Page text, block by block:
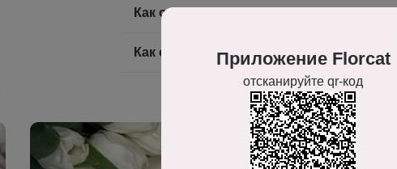
Как оплатить заказ?
Как оформить заказ на доставку цветов?
Приложение Florcat
отсканируйте qr-код